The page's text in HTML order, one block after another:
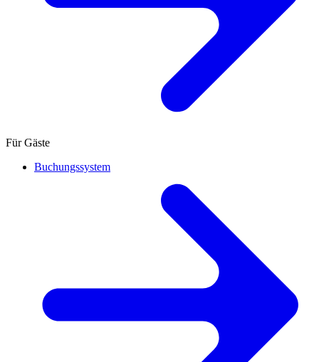
Für Gäste
Buchungssystem